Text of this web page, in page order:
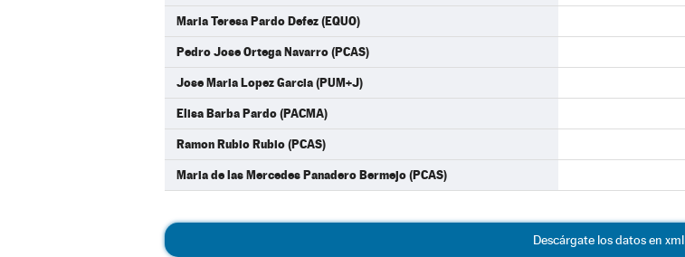
Maria Teresa Pardo Defez (EQUO)
Pedro Jose Ortega Navarro (PCAS)
Jose Maria Lopez Garcia (PUM+J)
Elisa Barba Pardo (PACMA)
Ramon Rubio Rubio (PCAS)
Maria de las Mercedes Panadero Bermejo (PCAS)
Descárgate los datos en xml